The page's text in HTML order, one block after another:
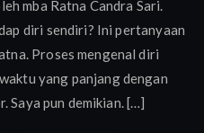
Mengenal
Diri
Sendiri
mba Ratna Candra Sari.
diri sendiri? Ini pertanyaan
Proses mengenal diri
yang panjang dengan
Saya pun demikian. […]